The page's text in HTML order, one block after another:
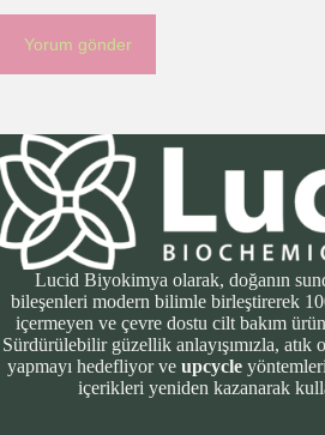
Yorum gönder
Lucid Biyokimya olarak, doğanın
bileşenleri modern bilimle birleştirerek
içermeyen ve çevre dostu cilt bakım
Sürdürülebilir güzellik anlayışımızla, atık
yapmayı hedefliyor veupcycle
içerikleri yeniden kazanarak